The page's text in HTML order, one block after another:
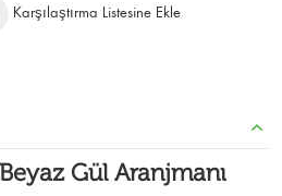
Karşılaştırma Listesine Ekle
Gül Aranjmanı